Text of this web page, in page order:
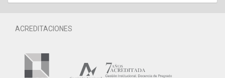
ACREDITACIONES